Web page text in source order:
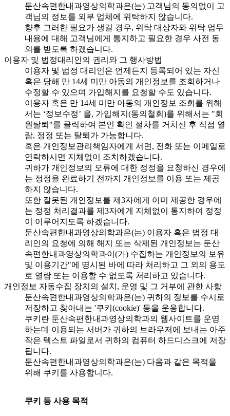
둔산속편한내과영상의학과은(는) 고객님의 동의없이 고
객님의 정보를 외부 업체에 위탁하지 않습니다.
향후 그러한 필요가 생길 경우, 위탁 대상자와 위탁 업무
내용에 대해 고객님에게 통지하고 필요한 경우 사전 동
의를 받도록 하겠습니다.
이용자 및 법정대리인의 권리와 그 행사방법
이용자 및 법정 대리인은 언제든지 등록되어 있는 자신
혹은 당해 만 14세 미만 아동의 개인정보를 조회하거나
수정할 수 있으며 가입해지를 요청할 수도 있습니다.
이용자 혹은 만 14세 미만 아동의 개인정보 조회를 위해
서는 ‘정보수정’ 을, 가입해지(동의철회)를 위해서는 "회
원탈퇴"를 클릭하여 본인 확인 절차를 거치신 후 직접 열
람, 정정 또는 탈퇴가 가능합니다.
혹은 개인정보관리책임자에게 서면, 전화 또는 이메일로
연락하시면 지체없이 조치하겠습니다.
귀하가 개인정보의 오류에 대한 정정을 요청하신 경우에
는 정정을 완료하기 전까지 개인정보를 이용 또는 제공
하지 않습니다.
또한 잘못된 개인정보를 제3자에게 이미 제공한 경우에
는 정정 처리결과를 제3자에게 지체없이 통지하여 정정
이 이루어지도록 하겠습니다.
둔산속편한내과영상의학과은(는) 이용자 혹은 법정 대
리인의 요청에 의해 해지 또는 삭제된 개인정보는 둔산
속편한내과영상의학과이(가) 수집하는 개인정보의 보유
및 이용기간"에 명시된 바에 따라 처리하고 그 외의 용도
로 열람 또는 이용할 수 없도록 처리하고 있습니다.
개인정보 자동수집 장치의 설치, 운영 및 그 거부에 관한 사항
둔산속편한내과영상의학과은(는) 귀하의 정보를 수시로
저장하고 찾아내는 '쿠키(cookie)' 등을 운용합니다.
쿠키란 둔산속편한내과영상의학과의 웹사이트를 운영
하는데 이용되는 서버가 귀하의 브라우저에 보내는 아주
작은 텍스트 파일로서 귀하의 컴퓨터 하드디스크에 저장
됩니다.
둔산속편한내과영상의학과은(는) 다음과 같은 목적을
위해 쿠키를 사용합니다.
쿠키 등 사용 목적